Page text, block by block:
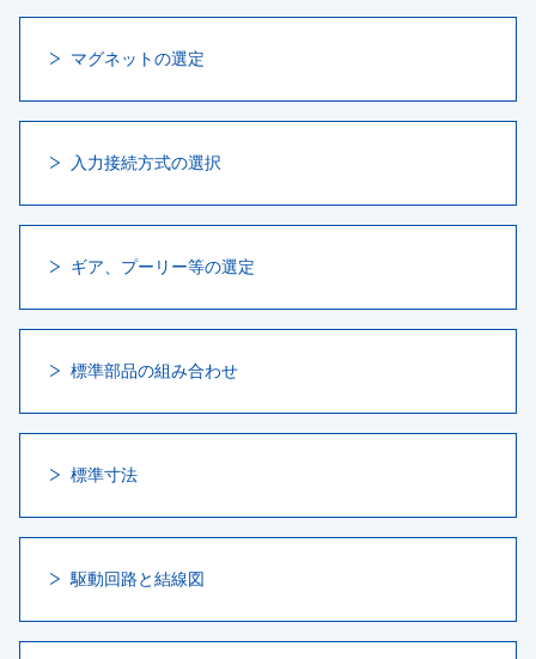
マグネットの選定
入力接続方式の選択
ギア、プーリー等の選定
標準部品の組み合わせ
標準寸法
駆動回路と結線図